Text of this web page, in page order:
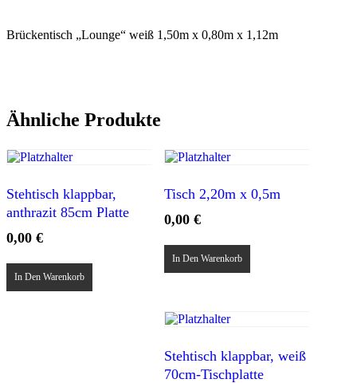
Brückentisch „Lounge“ weiß 1,50m x 0,80m x 1,12m
Ähnliche Produkte
Stehtisch klappbar,
anthrazit 85cm Platte
0,00 €
In Den Warenkorb
Tisch 2,20m x 0,5m
0,00 €
In Den Warenkorb
Stehtisch klappbar, weiß
70cm-Tischplatte